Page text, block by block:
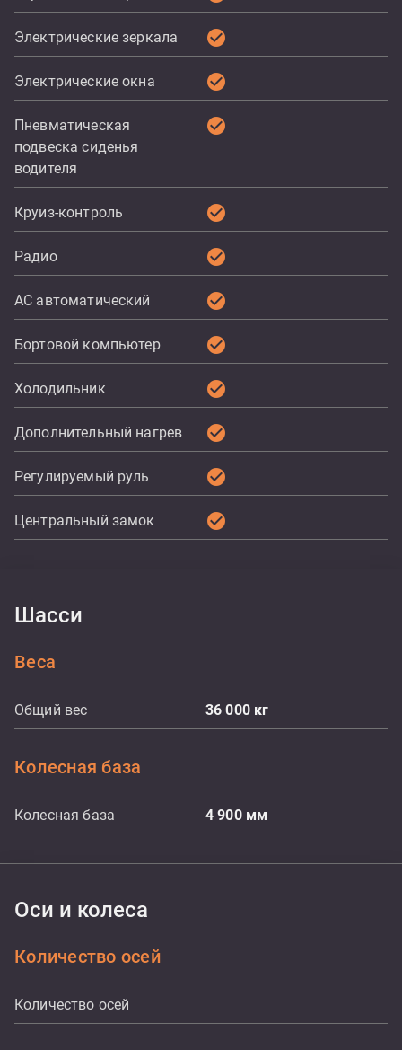
Электрические зеркала check_circle
Электрические окна check_circle
Пневматическая
подвеска сиденья
водителя
check_circle
Круиз-контроль check_circle
Радио check_circle
AC автоматический check_circle
Бортовой компьютер check_circle
Холодильник check_circle
Дополнительный нагрев check_circle
Регулируемый руль check_circle
Центральный замок check_circle
Шасси
Веса
Общий вес 36 000 кг
Колесная база
Колесная база 4 900 мм
Оси и колеса
Количество осей
Количество осей